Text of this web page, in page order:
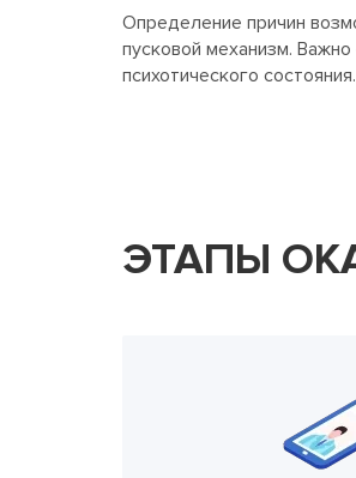
Определение причин
пусковой механизм.
психотического состояния.
ЭТАПЫ